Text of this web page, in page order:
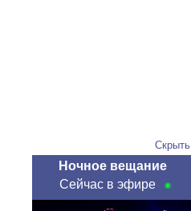
Скрыть
Ночное вещание
Сейчас в эфире